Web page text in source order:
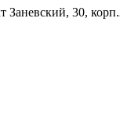
Заневский, 30,